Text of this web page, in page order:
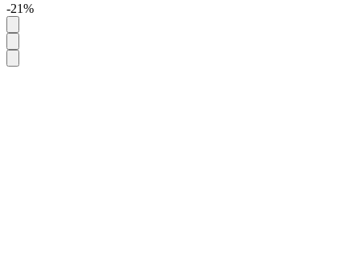
-21%